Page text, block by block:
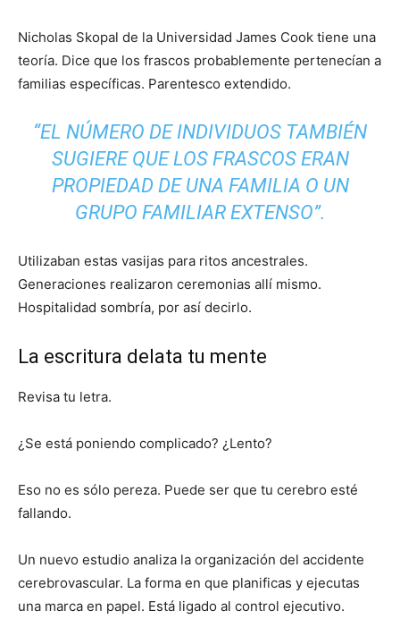
Nicholas Skopal de la Universidad James Cook tiene una
teoría. Dice que los frascos probablemente pertenecían a
familias específicas. Parentesco extendido.
“EL NÚMERO DE INDIVIDUOS TAMBIÉN
SUGIERE QUE LOS FRASCOS ERAN
PROPIEDAD DE UNA FAMILIA O UN
GRUPO FAMILIAR EXTENSO”.
Utilizaban estas vasijas para ritos ancestrales.
Generaciones realizaron ceremonias allí mismo.
Hospitalidad sombría, por así decirlo.
La escritura delata tu mente
Revisa tu letra.
¿Se está poniendo complicado? ¿Lento?
Eso no es sólo pereza. Puede ser que tu cerebro esté
fallando.
Un nuevo estudio analiza la organización del accidente
cerebrovascular. La forma en que planificas y ejecutas
una marca en papel. Está ligado al control ejecutivo.